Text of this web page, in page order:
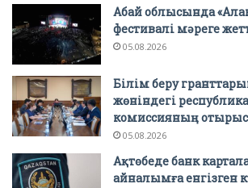
Абай облысында
фестивалі мәреге
05.08.2026
Білім беру
жөніндегі
комиссияның
05.08.2026
Ақтөбеде банк
айналымға енгізген